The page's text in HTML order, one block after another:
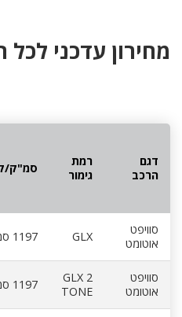
מחירון עדכני לכל
דגם
הרכב
רמת
גימור
סמ"ק/
סוויפט
אוטומט
GLX 1197 סמ"ק
סוויפט
אוטומט
GLX 2
TONE
1197 סמ"ק